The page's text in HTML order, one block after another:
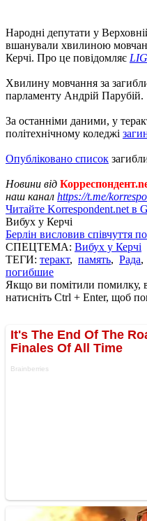
Народні депутати у
вшанували хвилиною
Керчі. Про це повідомляє
Хвилину мовчання за
парламенту Андрій Парубій.
За останніми даними, у
політехнічному коледжі
Опубліковано список
Новини від
наш канал https://t.me/
Читайте Korrespondent.net в
Вибух у Керчі
Берлін висловив співчуття
СПЕЦТЕМА: Вибух у Керчі
ТЕГИ: теракт, память, Рада,
погибшие
Якщо ви помітили помилку,
натисніть Ctrl + Enter, щоб